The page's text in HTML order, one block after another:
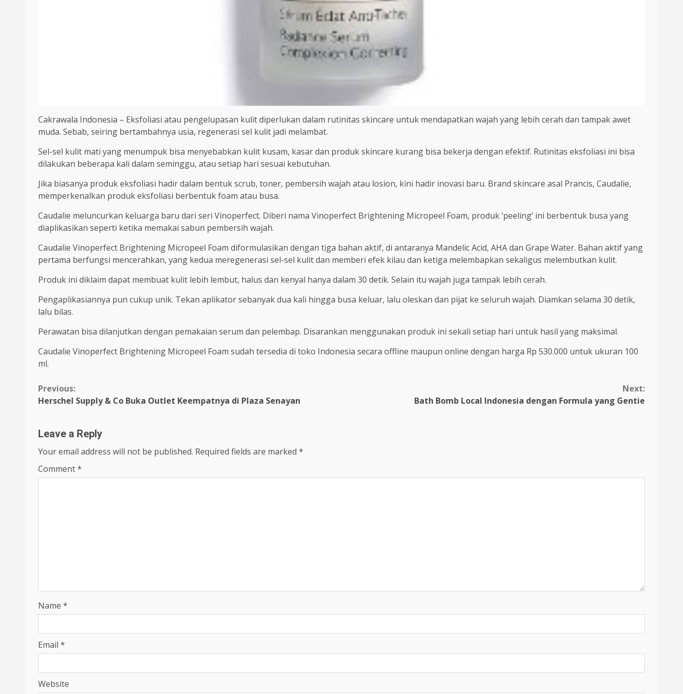
Cakrawala Indonesia – Eksfoliasi atau pengelupasan kulit diperlukan dalam rutinitas skincare untuk mendapatkan wajah yang lebih cerah dan tampak awet
muda. Sebab, seiring bertambahnya usia, regenerasi sel kulit jadi melambat.
Sel-sel kulit mati yang menumpuk bisa menyebabkan kulit kusam, kasar dan produk skincare kurang bisa bekerja dengan efektif. Rutinitas eksfoliasi ini bisa
dilakukan beberapa kali dalam seminggu, atau setiap hari sesuai kebutuhan.
Jika biasanya produk eksfoliasi hadir dalam bentuk scrub, toner, pembersih wajah atau losion, kini hadir inovasi baru. Brand skincare asal Prancis, Caudalie,
memperkenalkan produk eksfoliasi berbentuk foam atau busa.
Caudalie meluncurkan keluarga baru dari seri Vinoperfect. Diberi nama Vinoperfect Brightening Micropeel Foam, produk ‘peeling’ ini berbentuk busa yang
diaplikasikan seperti ketika memakai sabun pembersih wajah.
Caudalie Vinoperfect Brightening Micropeel Foam diformulasikan dengan tiga bahan aktif, di antaranya Mandelic Acid, AHA dan Grape Water. Bahan aktif yang
pertama berfungsi mencerahkan, yang kedua meregenerasi sel-sel kulit dan memberi efek kilau dan ketiga melembapkan sekaligus melembutkan kulit.
Produk ini diklaim dapat membuat kulit lebih lembut, halus dan kenyal hanya dalam 30 detik. Selain itu wajah juga tampak lebih cerah.
Pengaplikasiannya pun cukup unik. Tekan aplikator sebanyak dua kali hingga busa keluar, lalu oleskan dan pijat ke seluruh wajah. Diamkan selama 30 detik,
lalu bilas.
Perawatan bisa dilanjutkan dengan pemakaian serum dan pelembap. Disarankan menggunakan produk ini sekali setiap hari untuk hasil yang maksimal.
Caudalie Vinoperfect Brightening Micropeel Foam sudah tersedia di toko Indonesia secara offline maupun online dengan harga Rp 530.000 untuk ukuran 100
ml.
Continue
Reading
Previous:
Herschel Supply & Co Buka Outlet Keempatnya di Plaza Senayan
Next:
Bath Bomb Local Indonesia dengan Formula yang Gentie
Leave a Reply
Your email address will not be published. Required fields are marked *
Comment*
Name *
Email *
Website